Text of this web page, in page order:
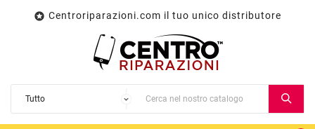
 Centroriparazioni.com il tuo unico distributore